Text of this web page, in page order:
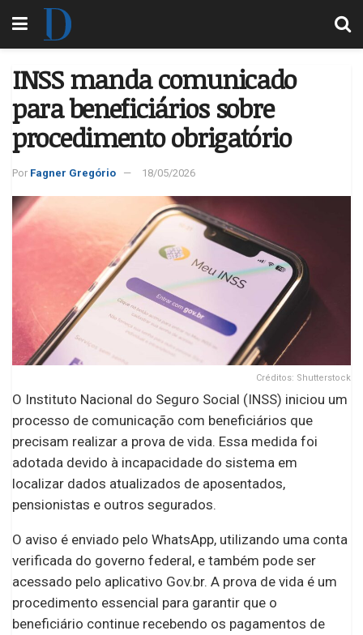
INSS manda comunicado
para beneficiários sobre
procedimento obrigatório
Por Fagner Gregório 18/05/2026
Créditos: Shutterstock
O Instituto Nacional do Seguro Social (INSS) iniciou um
processo de comunicação com beneficiários que
precisam realizar a prova de vida. Essa medida foi
adotada devido à incapacidade do sistema em
localizar dados atualizados de aposentados,
pensionistas e outros segurados.
O aviso é enviado pelo WhatsApp, utilizando uma conta
verificada do governo federal, e também pode ser
acessado pelo aplicativo Gov.br. A prova de vida é um
procedimento essencial para garantir que o
beneficiário continue recebendo os pagamentos de